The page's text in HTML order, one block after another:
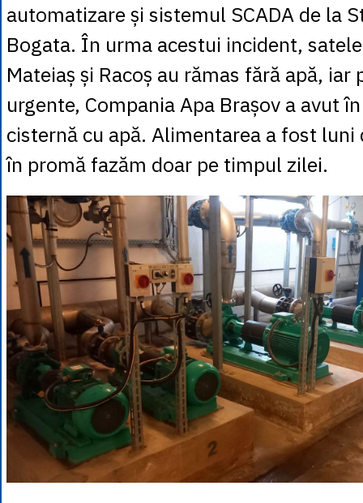
automatizare și sistemul SCADA de la
Bogata. În urma acestui incident,
Mateiaș și Racoș au rămas fără apă, iar
urgente, Compania Apa Brașov a avut
cisternă cu apă. Alimentarea a fost luni
în promă fazăm doar pe timpul zilei.